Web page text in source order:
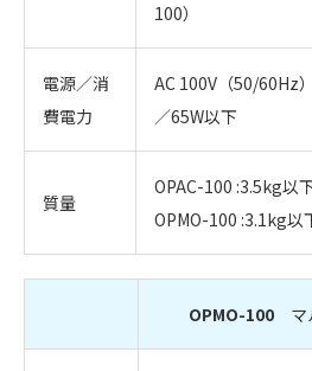
100）
電源／消
費電力
AC 100V（50/60Hz）
／65W以下
質量
OPAC-100 :3.5kg以
OPMO-100 :3.1kg以
OPMO-100 マ